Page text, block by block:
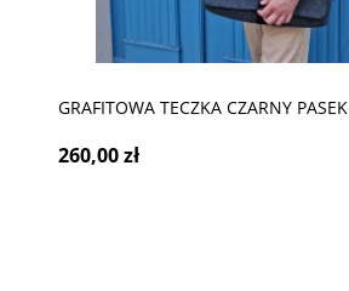
GRAFITOWA TECZKA CZARNY PASEK
260,00 zł